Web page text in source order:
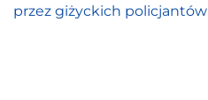
przez giżyckich policjantów